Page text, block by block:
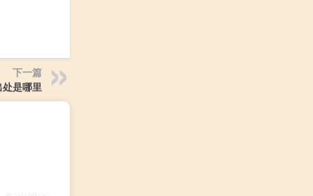
下一篇
处是哪里